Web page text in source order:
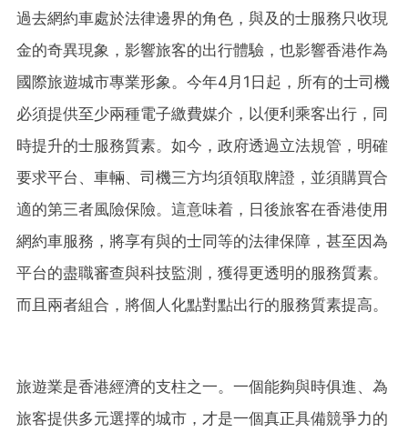
過去網約車處於法律邊界的角色，與及的士服務只收現
金的奇異現象，影響旅客的出行體驗，也影響香港作為
國際旅遊城市專業形象。今年4月1日起，所有的士司機
必須提供至少兩種電子繳費媒介，以便利乘客出行，同
時提升的士服務質素。如今，政府透過立法規管，明確
要求平台、車輛、司機三方均須領取牌證，並須購買合
適的第三者風險保險。這意味着，日後旅客在香港使用
網約車服務，將享有與的士同等的法律保障，甚至因為
平台的盡職審查與科技監測，獲得更透明的服務質素。
而且兩者組合，將個人化點對點出行的服務質素提高。
旅遊業是香港經濟的支柱之一。一個能夠與時俱進、為
旅客提供多元選擇的城市，才是一個真正具備競爭力的